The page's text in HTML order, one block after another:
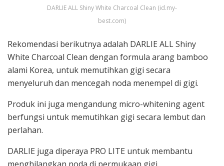
DARLIE ALL Shiny White Charcoal Clean (id.my-
best.com)
Rekomendasi berikutnya adalah DARLIE ALL Shiny
White Charcoal Clean dengan formula arang bamboo
alami Korea, untuk memutihkan gigi secara
menyeluruh dan mencegah noda menempel di gigi.
Produk ini juga mengandung micro-whitening agent
berfungsi untuk memutihkan gigi secara lembut dan
perlahan.
DARLIE juga diperaya PRO LITE untuk membantu